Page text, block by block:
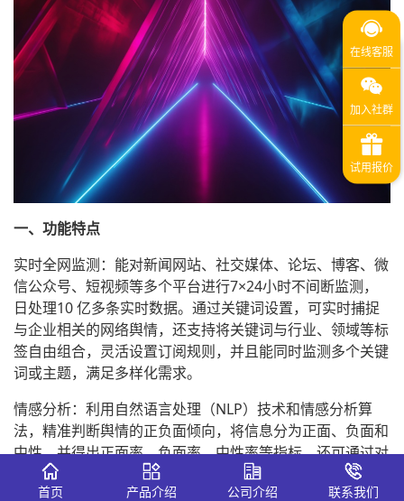
一、功能特点
实时全网监测：能对新闻网站、社交媒体、论坛、博客、微
信公众号、短视频等多个平台进行7×24小时不间断监测，
日处理10 亿多条实时数据。通过关键词设置，可实时捕捉
与企业相关的网络舆情，还支持将关键词与行业、领域等标
签自由组合，灵活设置订阅规则，并且能同时监测多个关键
词或主题，满足多样化需求。
情感分析：利用自然语言处理（NLP）技术和情感分析算
法，精准判断舆情的正负面倾向，将信息分为正面、负面和
中性，并得出正面率、负面率、中性率等指标。还可通过对
情感数据的汇总和趋势分析，帮助用户了解舆情变化的总体
方向。
首页 产品介绍 公司介绍 联系我们